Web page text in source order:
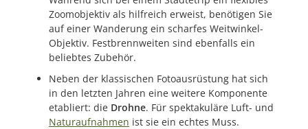
Zoomobjektiv als hilfreich erweist, benötigen Sie
auf einer Wanderung ein scharfes Weitwinkel-
Objektiv. Festbrennweiten sind ebenfalls ein
beliebtes Zubehör.
Neben der klassischen Fotoausrüstung hat sich
in den letzten Jahren eine weitere Komponente
etabliert: die Drohne. Für spektakuläre Luft- und
Naturaufnahmen ist sie ein echtes Muss.